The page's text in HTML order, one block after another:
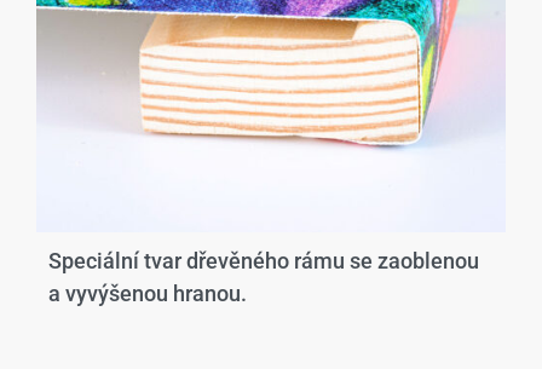
Speciální tvar dřevěného rámu se zaoblenou
a vyvýšenou hranou.​